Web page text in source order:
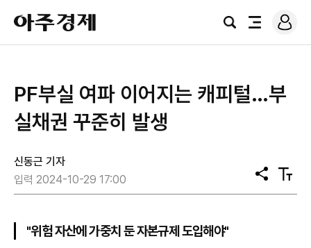
아
주
경
검
전
로
그
PF부실 여파 이어지는 캐피털…부
실채권 꾸준히 발생
신동근 기자
입력 2024-10-29 17:00
공
유
텍
스
"위험 자산에 가중치 둔 자본규제 도입해야"